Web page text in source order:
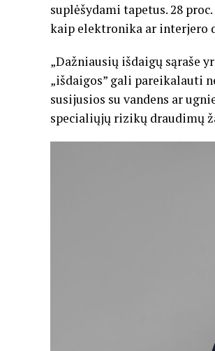
suplėšydami tapetus. 28
kaip elektronika ar interjero
„Dažniausių išdaigų sąraše
„išdaigos” gali pareikalauti
susijusios su vandens ar
specialiųjų rizikų draudimų